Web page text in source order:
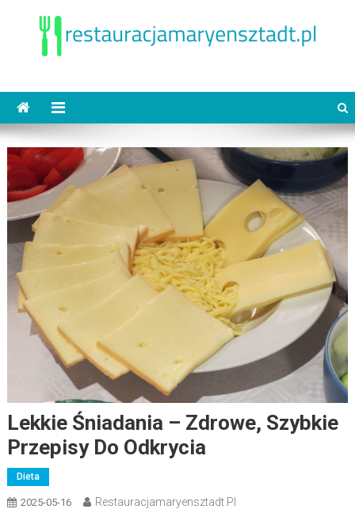
Lekkie Śniadania – Zdrowe, Szybkie
Przepisy Do Odkrycia
Dieta
2025-05-16 Restauracjamaryensztadt.pl